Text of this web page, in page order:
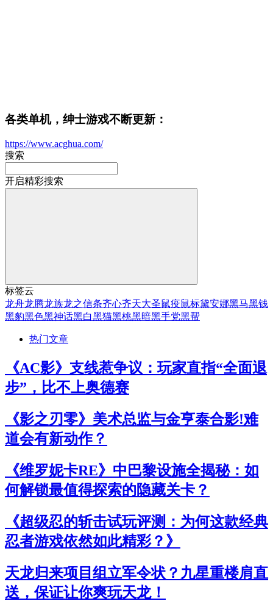
各类单机，绅士游戏不断更新：
https://www.acghua.com/
搜索
开启精彩搜索
标签云
龙舟龙腾龙族龙之信条齐心齐天大圣鼠疫鼠标黛安娜黑马黑钱
黑豹黑色黑神话黑白黑猫黑桃黑暗黑手党黑帮
热门文章
《AC影》支线惹争议：玩家直指“全面退
步”，比不上奥德赛
《影之刃零》美术总监与金亨泰合影!难
道会有新动作？
《维罗妮卡RE》中巴黎设施全揭秘：如
何解锁最值得探索的隐藏关卡？
《超级忍的斩击试玩评测：为何这款经典
忍者游戏依然如此精彩？》
天龙归来项目组立军令状？九星重楼肩直
送，保证让你爽玩天龙！